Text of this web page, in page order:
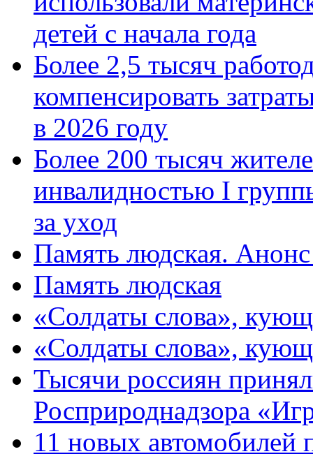
детей с начала года
Более 2,5 тысяч
компенсировать
в 2026 году
Более 200 тысяч
инвалидностью I
за уход
Память людская.
Память людская
«Солдаты слова»,
«Солдаты слова»,
Тысячи россиян
Росприроднадзора
11 новых автомобилей